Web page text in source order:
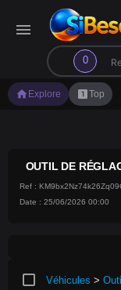
menu
0
search
home Explore looks_oneTop
OUTIL DE
Ref :
Date : 25/06/2026 00:00
crop_square Véhicules >